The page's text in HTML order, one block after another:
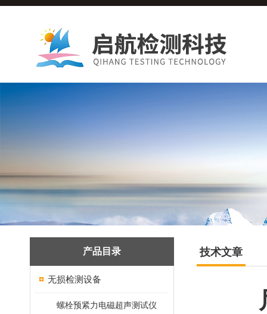
产品目录
无损检测设备
螺栓预紧力电磁超声测试仪
技术文章